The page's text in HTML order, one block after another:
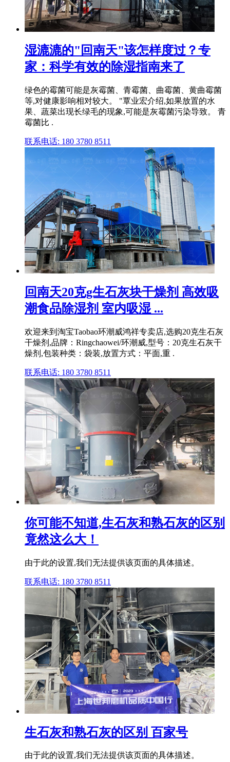
湿漉漉的"回南天"该怎样度过？专
家：科学有效的除湿指南来了
绿色的霉菌可能是灰霉菌、青霉菌、曲霉菌、黄曲霉菌
等,对健康影响相对较大。 "覃业宏介绍,如果放置的水
果、蔬菜出现长绿毛的现象,可能是灰霉菌污染导致。 青
霉菌比 .
联系电话: 180 3780 8511
回南天20克g生石灰块干燥剂 高效吸
潮食品除湿剂 室内吸湿 ...
欢迎来到淘宝Taobao环潮威鸿祥专卖店,选购20克生石灰
干燥剂,品牌：Ringchaowei/环潮威,型号：20克生石灰干
燥剂,包装种类：袋装,放置方式：平面,重 .
联系电话: 180 3780 8511
你可能不知道,生石灰和熟石灰的区别
竟然这么大！
由于此的设置,我们无法提供该页面的具体描述。
联系电话: 180 3780 8511
生石灰和熟石灰的区别 百家号
由于此的设置,我们无法提供该页面的具体描述。